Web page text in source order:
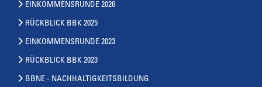
EINKOMMENSRUNDE 2026
RÜCKBLICK BBK 2025
EINKOMMENSRUNDE 2023
RÜCKBLICK BBK 2023
BBNE - NACHHALTIGKEITSBILDUNG